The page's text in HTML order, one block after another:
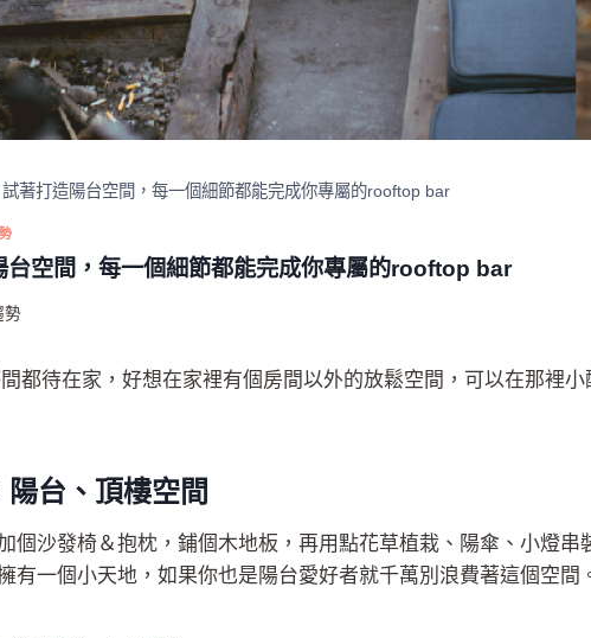
試著打造陽台空間，每一個細節都能完成你專屬的rooftop bar
台空間，每一個細節都能完成你專屬的rooftop bar
勢
都待在家，好想在家裡有個房間以外的放鬆空間，可以在那裡
陽台、頂樓空間
個沙發椅＆抱枕，鋪個木地板，再用點花草植栽、陽傘、小燈
有一個小天地，如果你也是陽台愛好者就千萬別浪費著這個空間